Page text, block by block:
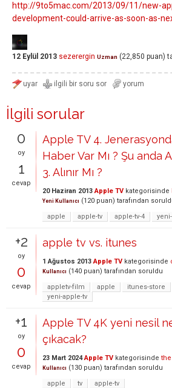
http://9to5mac.com/2013/09/11/new-
development-could-arrive-as-soon-as-
12 Eylül 2013 sezerergin Uzman (22,850 puan)
İlgili sorular
0
oy
1
cevap
Apple TV 4.
Haber Var Mı ? Şu anda
3. Alınır Mı ?
20 Haziran 2013 Apple TV kategorisinde
Yeni Kullanıcı (120 puan) tarafından
apple
apple-tv apple-tv-4
+2
oy
0
cevap
apple tv vs. itunes
1 Ağustos 2013 Apple TV kategorisinde
Kullanıcı (140 puan) tarafından soruldu
appletv-film
apple itunes-store
yeni-apple-tv
+1
oy
0
cevap
Apple TV 4K yeni nesil
çıkacak?
23 Mart 2024 Apple TV kategorisinde
Kullanıcı (130 puan) tarafından soruldu
apple
tv apple-tv